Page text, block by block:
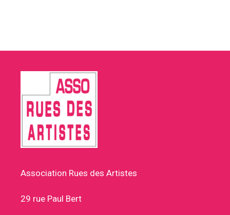
Association Rues des Artistes
29 rue Paul Bert